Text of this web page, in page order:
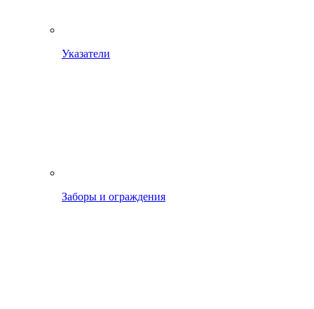
Указатели
Заборы и ограждения